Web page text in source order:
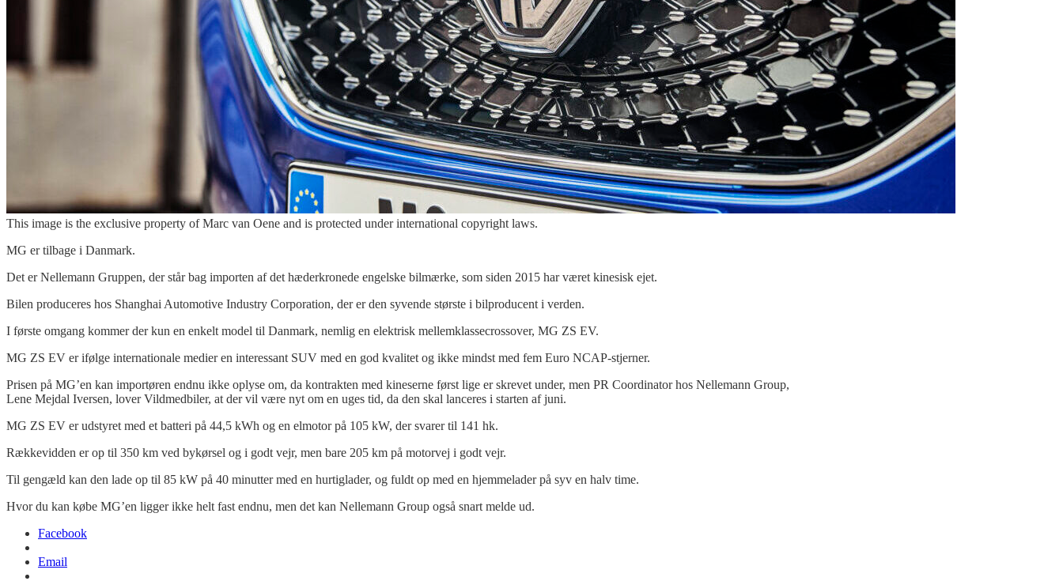
This image is the exclusive property of Marc van Oene and is protected under international copyright laws.
MG er tilbage i Danmark.
Det er Nellemann Gruppen, der står bag importen af det hæderkronede engelske bilmærke, som siden 2015 har været kinesisk ejet.
Bilen produceres hos Shanghai Automotive Industry Corporation, der er den syvende største i bilproducent i verden.
I første omgang kommer der kun en enkelt model til Danmark, nemlig en elektrisk mellemklassecrossover, MG ZS EV.
MG ZS EV er ifølge internationale medier en interessant SUV med en god kvalitet og ikke mindst med fem Euro NCAP-stjerner.
Prisen på MG’en kan importøren endnu ikke oplyse om, da kontrakten med kineserne først lige er skrevet under, men PR Coordinator hos Nellemann Group,
Lene Mejdal Iversen, lover Vildmedbiler, at der vil være nyt om en uges tid, da den skal lanceres i starten af juni.
MG ZS EV er udstyret med et batteri på 44,5 kWh og en elmotor på 105 kW, der svarer til 141 hk.
Rækkevidden er op til 350 km ved bykørsel og i godt vejr, men bare 205 km på motorvej i godt vejr.
Til gengæld kan den lade op til 85 kW på 40 minutter med en hurtiglader, og fuldt op med en hjemmelader på syv en halv time.
Hvor du kan købe MG’en ligger ikke helt fast endnu, men det kan Nellemann Group også snart melde ud.
Facebook
Email